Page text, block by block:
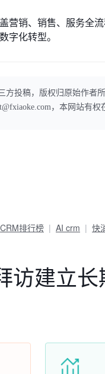
营销、销售、服务全
字化转型。
方投稿，版权归原始作者
，本网站有权
CRM排行榜 AI crm 快
建立长